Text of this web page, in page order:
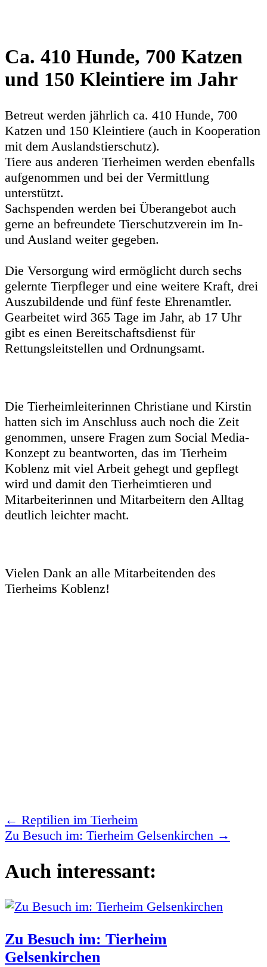
Ca. 410 Hunde, 700 Katzen
und 150 Kleintiere im Jahr
Betreut werden jährlich ca. 410 Hunde, 700
Katzen und 150 Kleintiere (auch in Kooperation
mit dem Auslandstierschutz).
Tiere aus anderen Tierheimen werden ebenfalls
aufgenommen und bei der Vermittlung
unterstützt.
Sachspenden werden bei Überangebot auch
gerne an befreundete Tierschutzverein im In-
und Ausland weiter gegeben.
Die Versorgung wird ermöglicht durch sechs
gelernte Tierpfleger und eine weitere Kraft, drei
Auszubildende und fünf feste Ehrenamtler.
Gearbeitet wird 365 Tage im Jahr, ab 17 Uhr
gibt es einen Bereitschaftsdienst für
Rettungsleitstellen und Ordnungsamt.
Die Tierheimleiterinnen Christiane und Kirstin
hatten sich im Anschluss auch noch die Zeit
genommen, unsere Fragen zum Social Media-
Konzept zu beantworten, das im Tierheim
Koblenz mit viel Arbeit gehegt und gepflegt
wird und damit den Tierheimtieren und
Mitarbeiterinnen und Mitarbeitern den Alltag
deutlich leichter macht.
Vielen Dank an alle Mitarbeitenden des
Tierheims Koblenz!
← Reptilien im Tierheim
Zu Besuch im: Tierheim Gelsenkirchen →
Auch interessant:
Zu Besuch im: Tierheim
Gelsenkirchen